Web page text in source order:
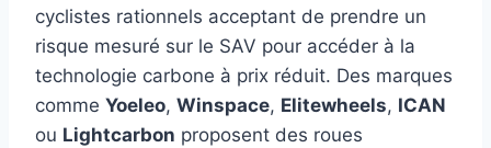
cyclistes rationnels acceptant de prendre un
risque mesuré sur le SAV pour accéder à la
technologie carbone à prix réduit. Des marques
comme Yoeleo, Winspace, Elitewheels, ICAN
ou Lightcarbon proposent des roues